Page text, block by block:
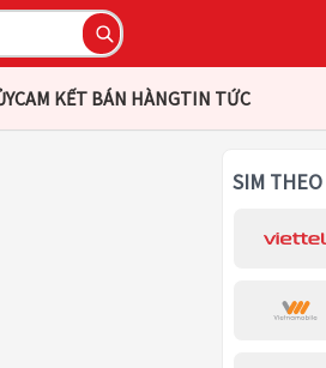
CAM KẾT BÁN HÀNGTIN TỨC
SIM